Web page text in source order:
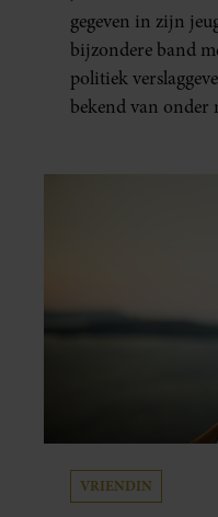
gegeven in zijn
bijzondere band
politiek
bekend van onder
VRIENDIN